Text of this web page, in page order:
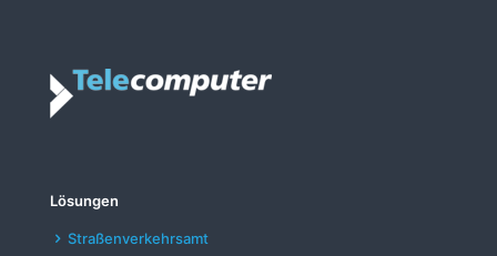
Lösungen
Straßenverkehrsamt